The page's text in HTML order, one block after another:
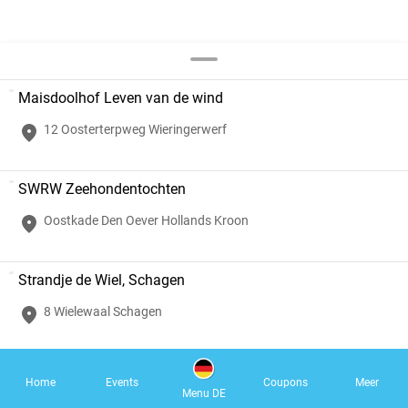
Maisdoolhof Leven van de wind
12 Oosterterpweg Wieringerwerf
SWRW Zeehondentochten
Oostkade Den Oever Hollands Kroon
Strandje de Wiel, Schagen
8 Wielewaal Schagen
23 Jonkerstraat Waarland
Home
Events
Menu DE
Coupons Meer